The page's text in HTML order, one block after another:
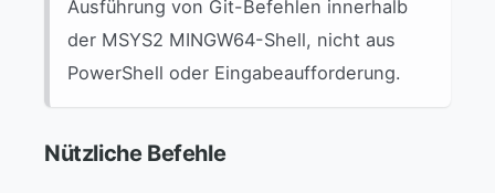
Ausführung von Git-Befehlen innerhalb
der MSYS2 MINGW64-Shell, nicht aus
PowerShell oder Eingabeaufforderung.
Nützliche Befehle